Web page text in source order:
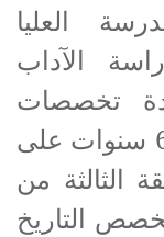
العليا
الآداب
تخصصات
أخرى، ليتحصل بعد 6 سنوات على
الثالثة من
التاريخ